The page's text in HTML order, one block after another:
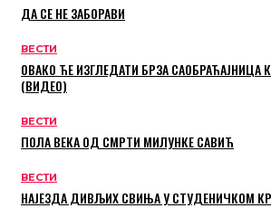
ДА СЕ НЕ ЗАБОРАВИ
ВЕСТИ
ОВАКО ЋЕ ИЗГЛЕДАТИ БРЗА САОБРАЋАЈНИЦА
(ВИДЕО)
ВЕСТИ
ПОЛА ВЕКА ОД СМРТИ МИЛУНКЕ САВИЋ
ВЕСТИ
НАЈЕЗДА ДИВЉИХ СВИЊА У СТУДЕНИЧКОМ